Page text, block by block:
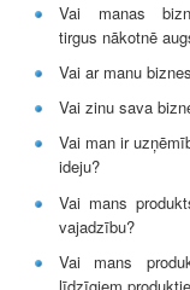
Vai manas
tirgus nākotnē
Vai ar manu
Vai zinu sava
Vai man ir
ideju?
Vai mans
vajadzību?
Vai mans
līdzīgiem